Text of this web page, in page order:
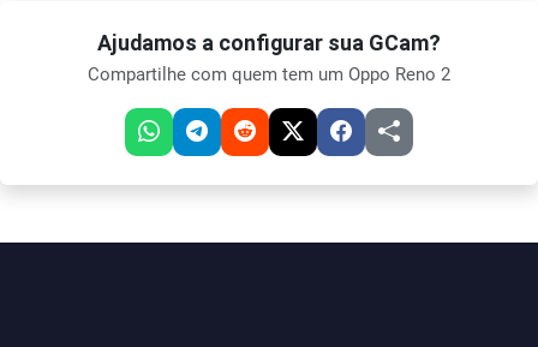
Ajudamos a configurar sua GCam?
Compartilhe com quem tem um Oppo Reno 2